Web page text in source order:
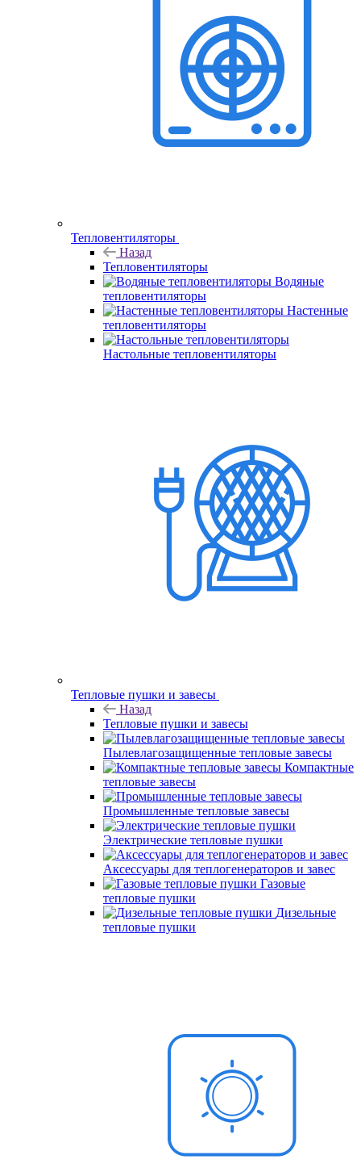
Тепловентиляторы
Назад
Тепловентиляторы
Водяные
тепловентиляторы
Настенные
тепловентиляторы
Настольные тепловентиляторы
Тепловые пушки и завесы
Назад
Тепловые пушки и завесы
Пылевлагозащищенные тепловые завесы
Компактные
тепловые завесы
Промышленные тепловые завесы
Электрические тепловые пушки
Аксессуары для теплогенераторов и завес
Газовые
тепловые пушки
Дизельные
тепловые пушки